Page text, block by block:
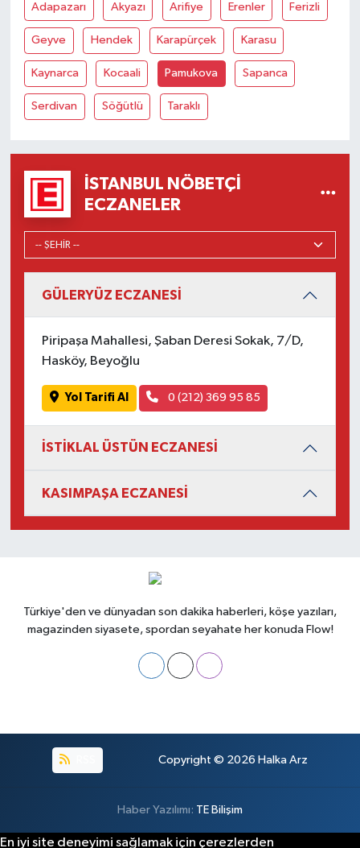
Adapazarı Akyazı Arifiye Erenler Ferizli
Geyve Hendek Karapürçek Karasu
Kaynarca Kocaali Pamukova Sapanca
Serdivan Söğütlü Taraklı
İSTANBUL NÖBETÇI
ECZANELER
GÜLERYÜZ ECZANESİ
Piripaşa Mahallesi, Şaban Deresi Sokak, 7/D,
Hasköy, Beyoğlu
Yol Tarifi Al 0 (212) 369 95 85
İSTİKLAL ÜSTÜN ECZANESİ
KASIMPAŞA ECZANESİ
Türkiye'den ve dünyadan son dakika haberleri, köşe yazıları,
magazinden siyasete, spordan seyahate her konuda Flow!
Copyright © 2026 Halka Arz
Haber Yazılımı: TE Bilişim
En iyi site deneyimi sağlamak için çerezlerden